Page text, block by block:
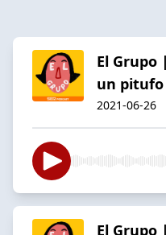
El Grupo
un
2021-06-26
El Grupo